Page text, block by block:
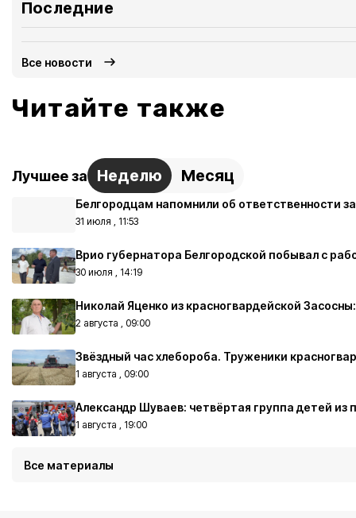
Последние
Все новости
Читайте также
Лучшее за Неделю Месяц
Белгородцам напомнили об ответственности
31 июля , 11:53
Врио губернатора Белгородской побывал с
30 июля , 14:19
Николай Яценко из красногвардейской
2 августа , 09:00
Звёздный час хлебороба. Труженики
1 августа , 09:00
Александр Шуваев: четвёртая группа детей из
1 августа , 19:00
Все материалы